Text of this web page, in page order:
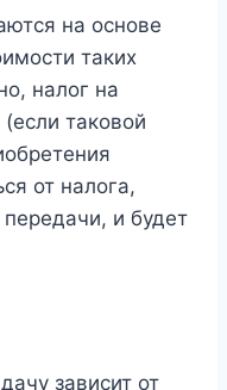
на основе
таких
налог на
таковой
от налога,
и будет
зависит от